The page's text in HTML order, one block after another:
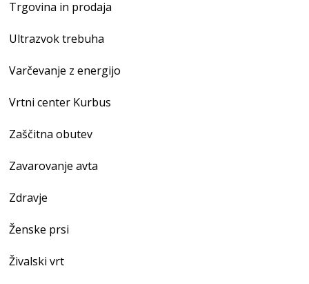
Trgovina in prodaja
Ultrazvok trebuha
Varčevanje z energijo
Vrtni center Kurbus
Zaščitna obutev
Zavarovanje avta
Zdravje
Ženske prsi
Živalski vrt